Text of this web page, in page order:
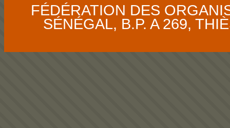
FÉDÉRATION DES
SÉNÉGAL, B.P. A 269,